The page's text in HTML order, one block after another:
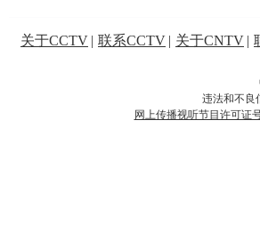
关于CCTV | 联系CCTV | 关于CNTV |
违法和不良
网上传播视听节目许可证